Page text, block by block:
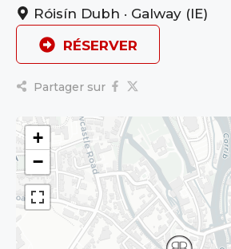
Róisín Dubh · Galway (IE)
RÉSERVER
Partager sur
+
−